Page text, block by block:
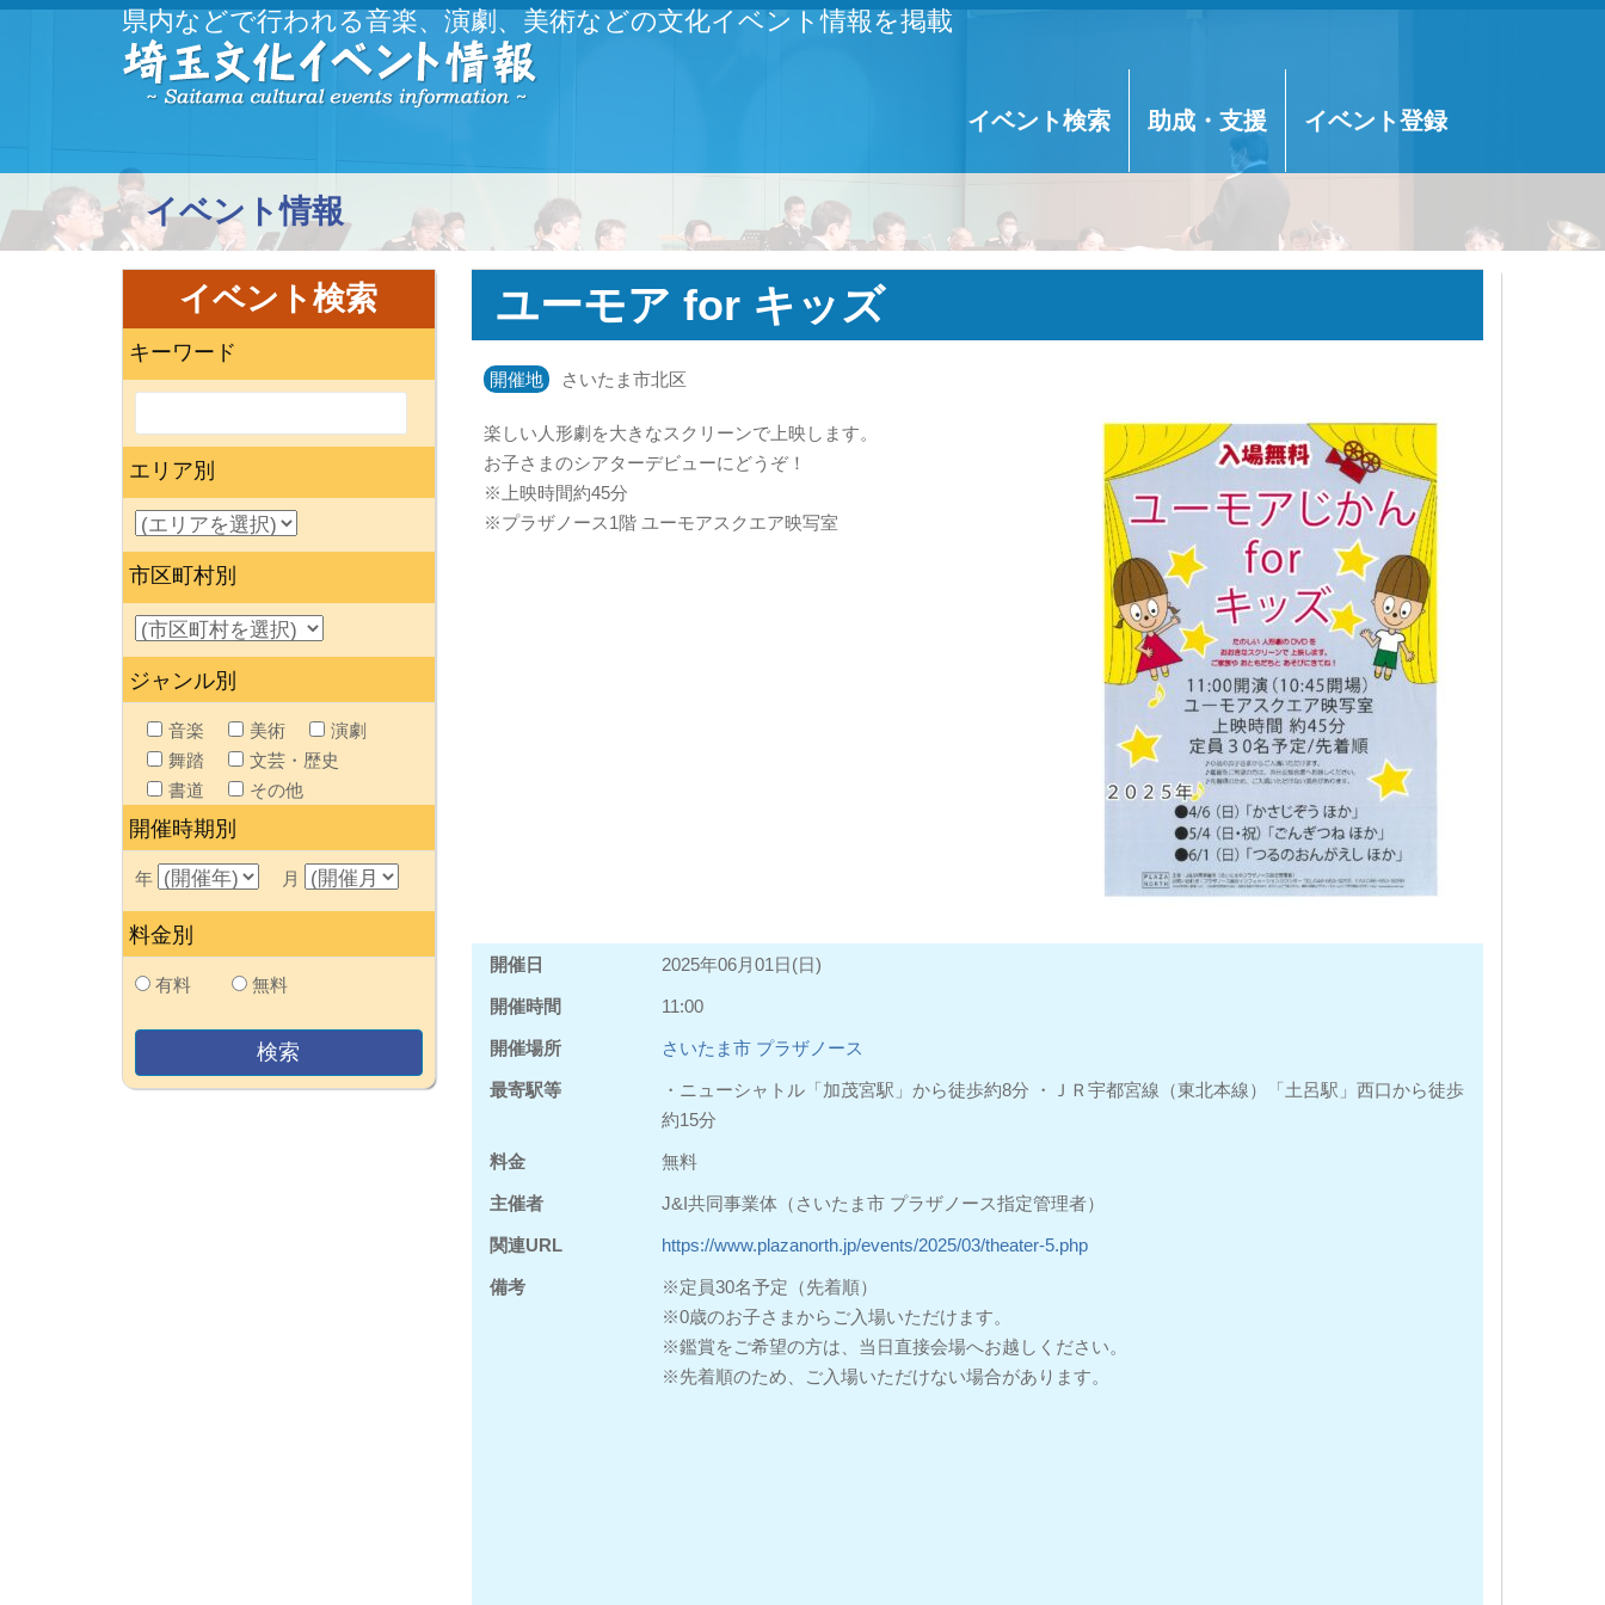
県内などで行われる音楽、演劇、美術などの文化イベント情報を掲載
イベント検索 助成・支援 イベント登録
イベント情報
ユーモア for キッズ
開催地 さいたま市北区
楽しい人形劇を大きなスクリーンで上映します。
お子さまのシアターデビューにどうぞ！
※上映時間約45分
※プラザノース1階 ユーモアスクエア映写室
開催日 2025年06月01日(日)
開催時間 11:00
開催場所 さいたま市 プラザノース
最寄駅等
・ニューシャトル「加茂宮駅」から徒歩約8分 ・ＪＲ宇都宮線（東北本線）「土呂駅」西口から徒歩
約15分
料金 無料
主催者 J&I共同事業体（さいたま市 プラザノース指定管理者）
関連URL https://www.plazanorth.jp/events/2025/03/theater-5.php
備考
※定員30名予定（先着順）
※0歳のお子さまからご入場いただけます。
※鑑賞をご希望の方は、当日直接会場へお越しください。
※先着順のため、ご入場いただけない場合があります。
イベント検索
キーワード
エリア別
市区町村別
ジャンル別
音楽 美術
演劇
舞踏
文芸・歴史
書道
その他
開催時期別
年 月
料金別
有料 無料